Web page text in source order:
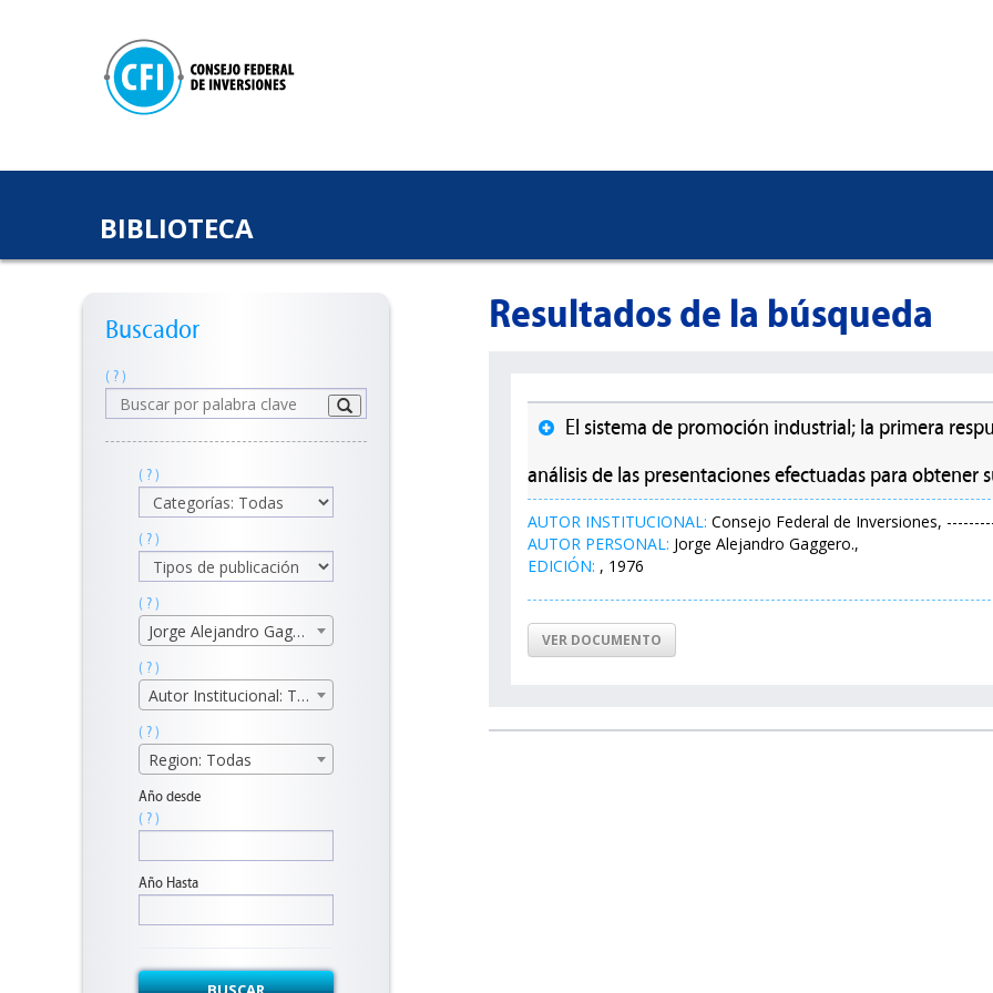
BIBLIOTECA
Buscador
( ? )
( ? )
( ? )
( ? )
Jorge Alejandro Gaggero.
( ? )
Autor Institucional: Todos
( ? )
Region: Todas
Año desde
( ? )
Año Hasta
Resultados de la búsqueda
El sistema de promoción industrial; la primera
análisis de las presentaciones efectuadas para obtener
AUTOR INSTITUCIONAL: Consejo Federal de Inversiones,
AUTOR PERSONAL: Jorge Alejandro Gaggero.,
EDICIÓN: , 1976
VER DOCUMENTO